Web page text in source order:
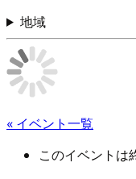
地域
« イベント一覧
このイベントは